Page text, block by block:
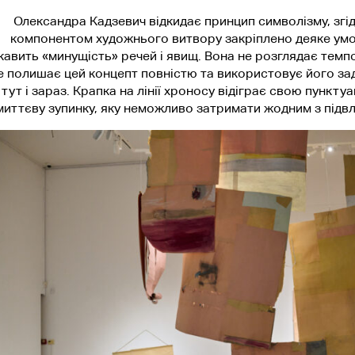
Олександра Кадзевич відкидає принцип символізму,
компонентом художнього витвору закріплено деяке
«минущість» речей і явищ. Вона не розглядає
полишає цей концепт повністю та використовує його
тут і зараз. Крапка на лінії хроносу відіграє свою
зупинку, яку неможливо затримати жодним з